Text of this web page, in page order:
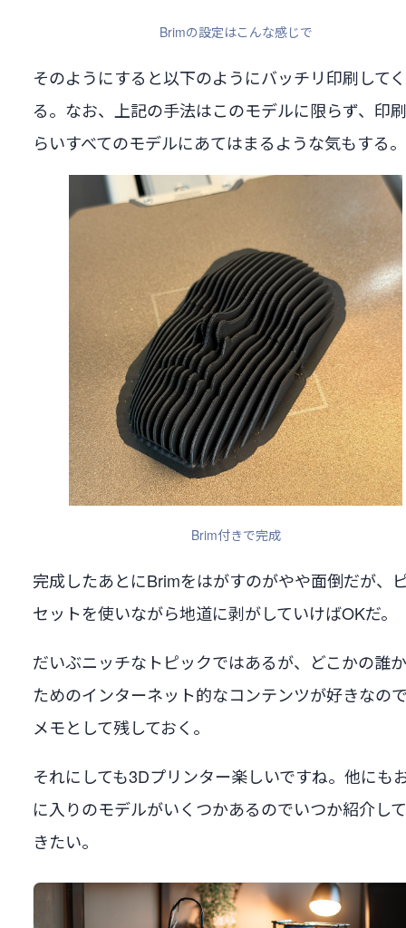
Brimの設定はこんな感じで
そのようにすると以下のようにバッチリ印刷して
る。なお、上記の手法はこのモデルに限らず、印
らいすべてのモデルにあてはまるような気もする。
Brim付きで完成
完成したあとにBrimをはがすのがやや面倒だが、
セットを使いながら地道に剥がしていけばOKだ。
だいぶニッチなトピックではあるが、どこかの誰
ためのインターネット的なコンテンツが好きなの
メモとして残しておく。
それにしても3Dプリンター楽しいですね。他にも
に入りのモデルがいくつかあるのでいつか紹介し
きたい。